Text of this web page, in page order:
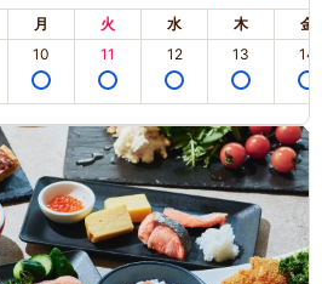
月 火 水 木 金
10 11 12 13 14